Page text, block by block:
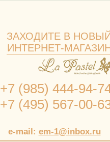
ЗАХОДИТЕ В
ИНТЕРНЕТ-
+7 (985) 444-94-
+7 (495) 567-00-
e-mail: em-1@inbox.ru